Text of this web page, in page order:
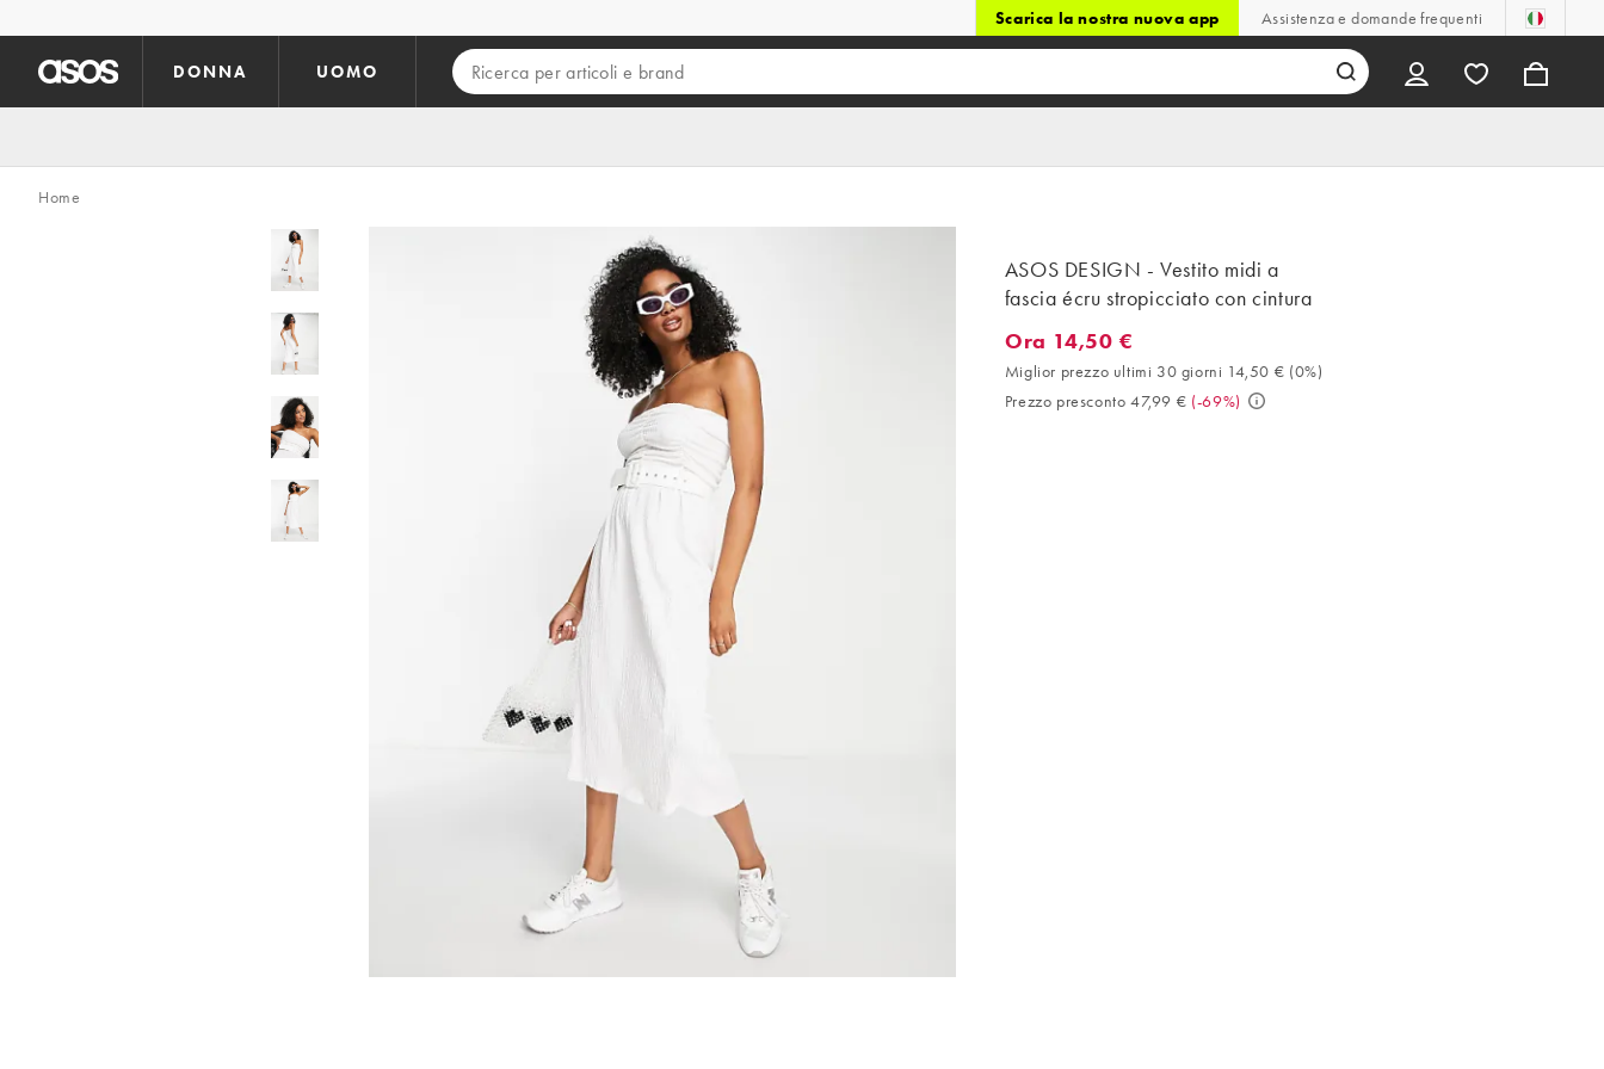
Scarica la nostra nuova app Assistenza e domande frequenti
DONNA UOMO
Home
ASOS DESIGN - Vestito midi a
fascia écru stropicciato con cintura
Ora 14,50 €. Miglior prezzo ultimi 30 giorni 14,50 € (0%). Prezzo
Ora 14,50 €
Miglior prezzo ultimi 30 giorni 14,50 € (0%)
Prezzo presconto 47,99 € (-69%)